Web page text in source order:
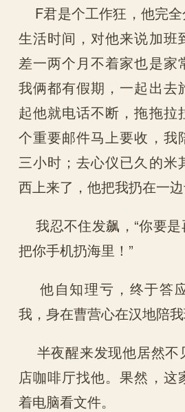
F君是个工作狂，他完全
生活时间，对他来说加班
差一两个月不着家也是家
我俩都有假期，一起出去
起他就电话不断，拖拖拉
个重要邮件马上要收，我
三小时；去心仪已久的米
西上来了，他把我扔在一边
我忍不住发飙，“你要是
把你手机扔海里！”
他自知理亏，终于答
我，身在曹营心在汉地陪我
半夜醒来发现他居然不
店咖啡厅找他。果然，这
着电脑看文件。